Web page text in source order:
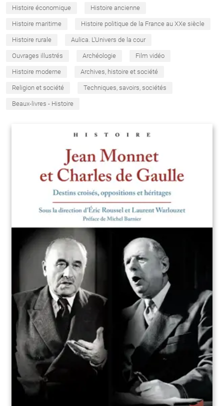
Histoire économique Histoire ancienne
Histoire maritime Histoire politique de la France au XXe siècle
Histoire rurale Aulica. L'Univers de la cour
Ouvrages illustrés Archéologie Film vidéo
Histoire moderne Archives, histoire et société
Religion et société Techniques, savoirs, sociétés
Beaux-livres - Histoire